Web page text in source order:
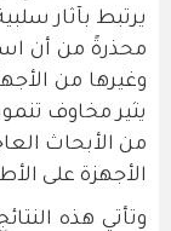
يرتبط بآثار
محذرةً من أن
وغيرها من
يثير مخاوف
من الأبحاث
الأجهزة على
وتأتي هذه